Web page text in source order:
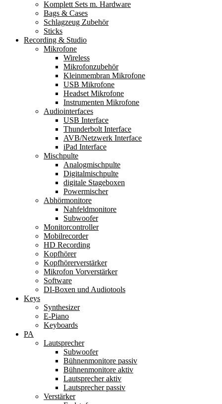
Komplett Sets m. Hardware
Bags & Cases
Schlagzeug Zubehör
Sticks
Recording & Studio
Mikrofone
Wireless
Mikrofonzubehör
Kleinmembran Mikrofone
USB Mikrofone
Headset Mikrofone
Instrumenten Mikrofone
Audiointerfaces
USB Interface
Thunderbolt Interface
AVB/Netzwerk Interface
iPad Interface
Mischpulte
Analogmischpulte
Digitalmischpulte
digitale Stageboxen
Powermischer
Abhörmonitore
Nahfeldmonitore
Subwoofer
Monitorcontroller
Mobilrecorder
HD Recording
Kopfhörer
Kopfhörerverstärker
Mikrofon Vorverstärker
Software
DI-Boxen und Audiotools
Keys
Synthesizer
E-Piano
Keyboards
PA
Lautsprecher
Subwoofer
Bühnenmonitore passiv
Bühnenmonitore aktiv
Lautsprecher aktiv
Lautsprecher passiv
Verstärker